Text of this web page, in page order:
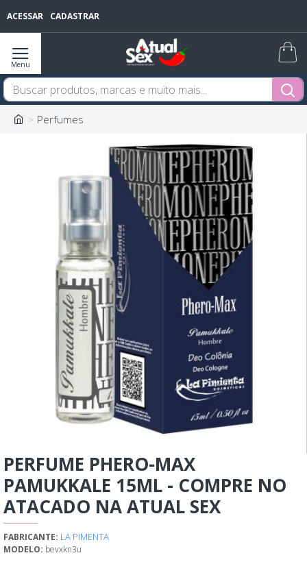
ACESSAR CADASTRAR
Perfumes
PERFUME PHERO-MAX
PAMUKKALE 15ML - COMPRE NO
ATACADO NA ATUAL SEX
FABRICANTE: LA PIMENTA
MODELO: bevxkn3u